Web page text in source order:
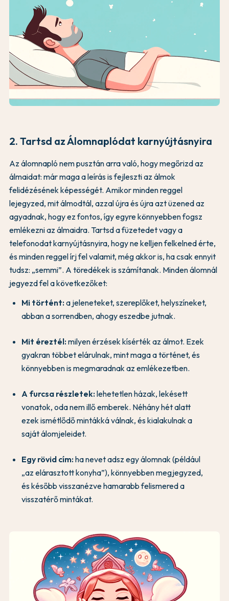
2. Tartsd az Álomnaplódat karnyújtásnyira
Az álomnapló nem pusztán arra való, hogy megőrizd az
álmaidat: már maga a leírás is fejleszti az álmok
felidézésének képességét. Amikor minden reggel
lejegyzed, mit álmodtál, azzal újra és újra azt üzened az
agyadnak, hogy ez fontos, így egyre könnyebben fogsz
emlékezni az álmaidra. Tartsd a füzetedet vagy a
telefonodat karnyújtásnyira, hogy ne kelljen felkelned érte,
és minden reggel írj fel valamit, még akkor is, ha csak ennyit
tudsz: „semmi”. A töredékek is számítanak. Minden álomnál
jegyezd fel a következőket:
Mi történt:a jeleneteket, szereplőket, helyszíneket,
abban a sorrendben, ahogy eszedbe jutnak.
Mit éreztél:milyen érzések kísérték az álmot. Ezek
gyakran többet elárulnak, mint maga a történet, és
könnyebben is megmaradnak az emlékezetben.
A furcsa részletek:lehetetlen házak, lekésett
vonatok, oda nem illő emberek. Néhány hét alatt
ezek ismétlődő mintákká válnak, és kialakulnak a
saját álomjeleidet.
Egy rövid cím:ha nevet adsz egy álomnak (például
„az elárasztott konyha”), könnyebben megjegyzed,
és később visszanézve hamarabb felismered a
visszatérő mintákat.